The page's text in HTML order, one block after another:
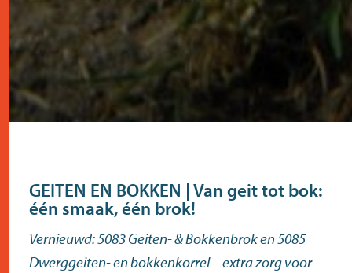
GEITEN EN BOKKEN | Van geit tot bok:
één smaak, één brok!
Vernieuwd:5083 Geiten- & Bokkenbroken5085
Dwerggeiten- en bokkenkorrel– extra zorg voor